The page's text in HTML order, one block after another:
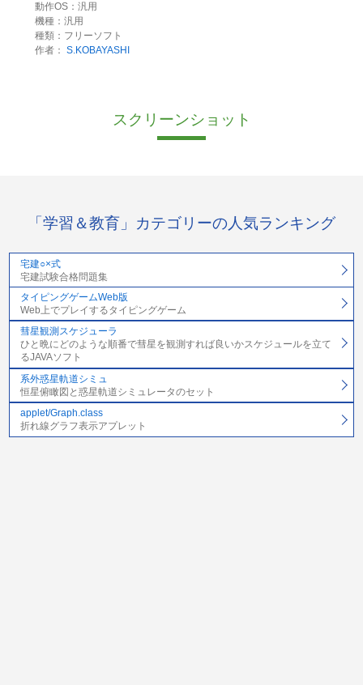
動作OS：汎用
機種：汎用
種類：フリーソフト
作者： S.KOBAYASHI
スクリーンショット
「学習＆教育」カテゴリーの人気ランキング
宅建○×式
宅建試験合格問題集
タイピングゲームWeb版
Web上でプレイするタイピングゲーム
彗星観測スケジューラ
ひと晩にどのような順番で彗星を観測すれば良いかスケジュールを立て
るJAVAソフト
系外惑星軌道シミュ
恒星俯瞰図と惑星軌道シミュレータのセット
applet/Graph.class
折れ線グラフ表示アプレット